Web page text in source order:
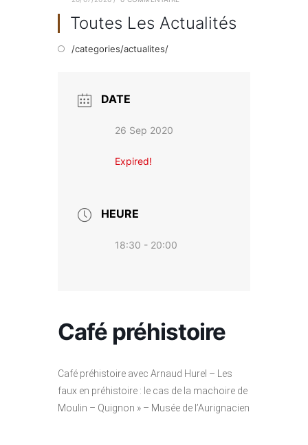
Toutes Les Actualités
/categories/actualites/
DATE
26 Sep 2020
Expired!
HEURE
18:30 - 20:00
Café préhistoire
Café préhistoire avec Arnaud Hurel – Les
faux en préhistoire : le cas de la machoire de
Moulin – Quignon » – Musée de l’Aurignacien